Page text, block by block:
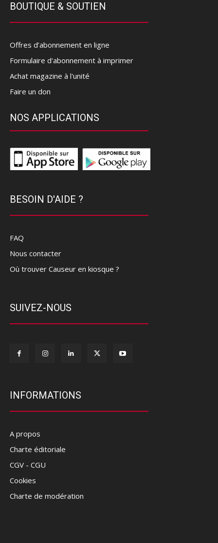
BOUTIQUE & SOUTIEN
Offres d’abonnement en ligne
Formulaire d'abonnement à imprimer
Achat magazine à l'unité
Faire un don
NOS APPLICATIONS
BESOIN D'AIDE ?
FAQ
Nous contacter
Où trouver Causeur en kiosque ?
SUIVEZ-NOUS
INFORMATIONS
A propos
Charte éditoriale
CGV - CGU
Cookies
Charte de modération